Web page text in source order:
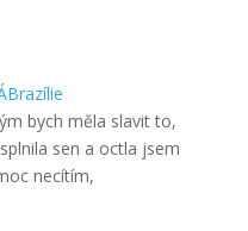
Brazílie
bych měla slavit to,
sen a octla jsem
necítím,